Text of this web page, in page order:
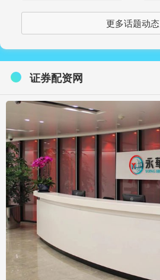
更多话题动态
证券配资网